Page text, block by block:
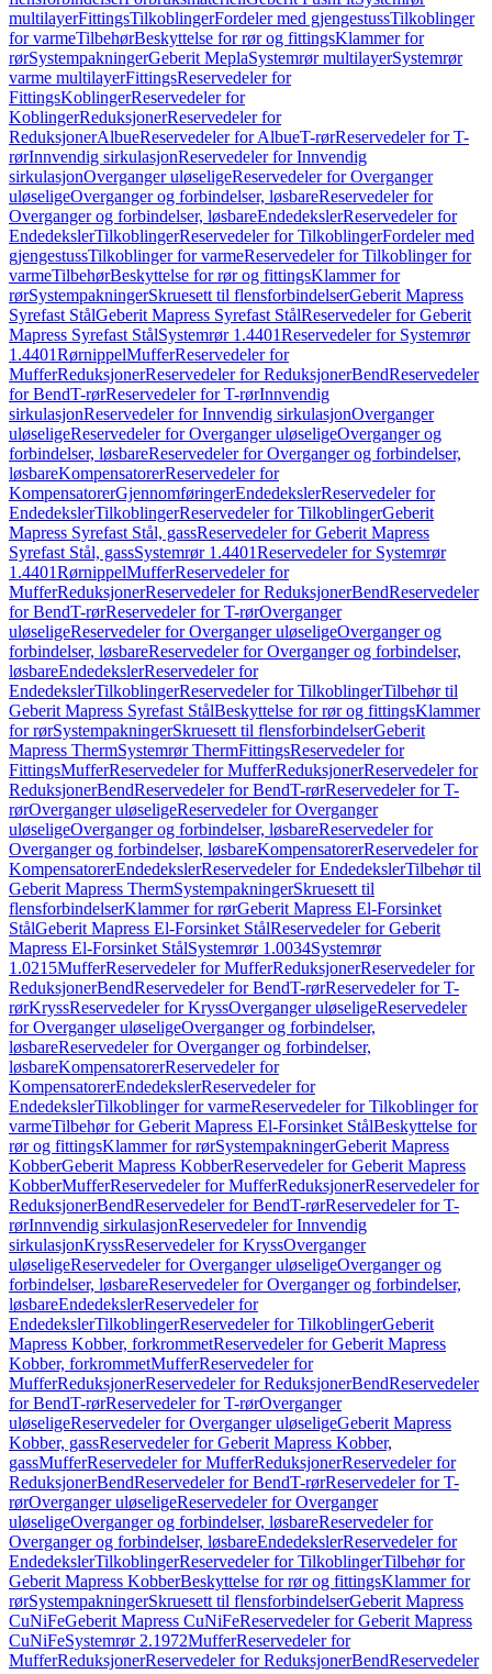
multilayerFittingsTilkoblingerFordeler med gjengestussTilkoblinger
for varmeTilbehørBeskyttelse for rør og fittingsKlammer for
rørSystempakningerGeberit MeplaSystemrør multilayerSystemrør
varme multilayerFittingsReservedeler for
FittingsKoblingerReservedeler for
KoblingerReduksjonerReservedeler for
ReduksjonerAlbueReservedeler for AlbueT-rørReservedeler for T-
rørInnvendig sirkulasjonReservedeler for Innvendig
sirkulasjonOverganger uløseligeReservedeler for Overganger
uløseligeOverganger og forbindelser, løsbareReservedeler for
Overganger og forbindelser, løsbareEndedekslerReservedeler for
EndedekslerTilkoblingerReservedeler for TilkoblingerFordeler med
gjengestussTilkoblinger for varmeReservedeler for Tilkoblinger for
varmeTilbehørBeskyttelse for rør og fittingsKlammer for
rørSystempakningerSkruesett til flensforbindelserGeberit Mapress
Syrefast StålGeberit Mapress Syrefast StålReservedeler for Geberit
Mapress Syrefast StålSystemrør 1.4401Reservedeler for Systemrør
1.4401RørnippelMufferReservedeler for
MufferReduksjonerReservedeler for ReduksjonerBendReservedeler
for BendT-rørReservedeler for T-rørInnvendig
sirkulasjonReservedeler for Innvendig sirkulasjonOverganger
uløseligeReservedeler for Overganger uløseligeOverganger og
forbindelser, løsbareReservedeler for Overganger og forbindelser,
løsbareKompensatorerReservedeler for
KompensatorerGjennomføringerEndedekslerReservedeler for
EndedekslerTilkoblingerReservedeler for TilkoblingerGeberit
Mapress Syrefast Stål, gassReservedeler for Geberit Mapress
Syrefast Stål, gassSystemrør 1.4401Reservedeler for Systemrør
1.4401RørnippelMufferReservedeler for
MufferReduksjonerReservedeler for ReduksjonerBendReservedeler
for BendT-rørReservedeler for T-rørOverganger
uløseligeReservedeler for Overganger uløseligeOverganger og
forbindelser, løsbareReservedeler for Overganger og forbindelser,
løsbareEndedekslerReservedeler for
EndedekslerTilkoblingerReservedeler for TilkoblingerTilbehør til
Geberit Mapress Syrefast StålBeskyttelse for rør og fittingsKlammer
for rørSystempakningerSkruesett til flensforbindelserGeberit
Mapress ThermSystemrør ThermFittingsReservedeler for
FittingsMufferReservedeler for MufferReduksjonerReservedeler for
ReduksjonerBendReservedeler for BendT-rørReservedeler for T-
rørOverganger uløseligeReservedeler for Overganger
uløseligeOverganger og forbindelser, løsbareReservedeler for
Overganger og forbindelser, løsbareKompensatorerReservedeler for
KompensatorerEndedekslerReservedeler for EndedekslerTilbehør til
Geberit Mapress ThermSystempakningerSkruesett til
flensforbindelserKlammer for rørGeberit Mapress El-Forsinket
StålGeberit Mapress El-Forsinket StålReservedeler for Geberit
Mapress El-Forsinket StålSystemrør 1.0034Systemrør
1.0215MufferReservedeler for MufferReduksjonerReservedeler for
ReduksjonerBendReservedeler for BendT-rørReservedeler for T-
rørKryssReservedeler for KryssOverganger uløseligeReservedeler
for Overganger uløseligeOverganger og forbindelser,
løsbareReservedeler for Overganger og forbindelser,
løsbareKompensatorerReservedeler for
KompensatorerEndedekslerReservedeler for
EndedekslerTilkoblinger for varmeReservedeler for Tilkoblinger for
varmeTilbehør for Geberit Mapress El-Forsinket StålBeskyttelse for
rør og fittingsKlammer for rørSystempakningerGeberit Mapress
KobberGeberit Mapress KobberReservedeler for Geberit Mapress
KobberMufferReservedeler for MufferReduksjonerReservedeler for
ReduksjonerBendReservedeler for BendT-rørReservedeler for T-
rørInnvendig sirkulasjonReservedeler for Innvendig
sirkulasjonKryssReservedeler for KryssOverganger
uløseligeReservedeler for Overganger uløseligeOverganger og
forbindelser, løsbareReservedeler for Overganger og forbindelser,
løsbareEndedekslerReservedeler for
EndedekslerTilkoblingerReservedeler for TilkoblingerGeberit
Mapress Kobber, forkrommetReservedeler for Geberit Mapress
Kobber, forkrommetMufferReservedeler for
MufferReduksjonerReservedeler for ReduksjonerBendReservedeler
for BendT-rørReservedeler for T-rørOverganger
uløseligeReservedeler for Overganger uløseligeGeberit Mapress
Kobber, gassReservedeler for Geberit Mapress Kobber,
gassMufferReservedeler for MufferReduksjonerReservedeler for
ReduksjonerBendReservedeler for BendT-rørReservedeler for T-
rørOverganger uløseligeReservedeler for Overganger
uløseligeOverganger og forbindelser, løsbareReservedeler for
Overganger og forbindelser, løsbareEndedekslerReservedeler for
EndedekslerTilkoblingerReservedeler for TilkoblingerTilbehør for
Geberit Mapress KobberBeskyttelse for rør og fittingsKlammer for
rørSystempakningerSkruesett til flensforbindelserGeberit Mapress
CuNiFeGeberit Mapress CuNiFeReservedeler for Geberit Mapress
CuNiFeSystemrør 2.1972MufferReservedeler for
MufferReduksjonerReservedeler for ReduksjonerBendReservedeler